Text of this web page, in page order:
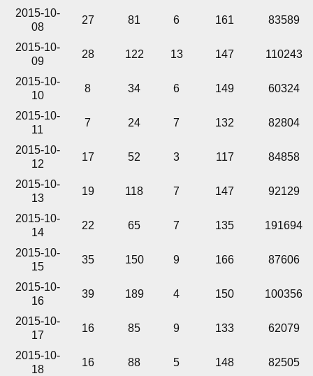
2015-10-
08
27 81 6 161 83589
2015-10-
09
28 122 13 147 110243
2015-10-
10
8 34 6 149 60324
2015-10-
11
7 24 7 132 82804
2015-10-
12
17 52 3 117 84858
2015-10-
13
19 118 7 147 92129
2015-10-
14
22 65 7 135 191694
2015-10-
15
35 150 9 166 87606
2015-10-
16
39 189 4 150 100356
2015-10-
17
16 85 9 133 62079
2015-10-
18
16 88 5 148 82505